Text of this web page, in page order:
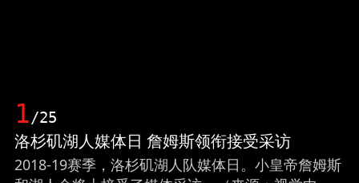
1/25
洛杉矶湖人媒体日 詹姆斯领衔接受采访
2018-19赛季，洛杉矶湖人队媒体日。小皇帝詹姆斯